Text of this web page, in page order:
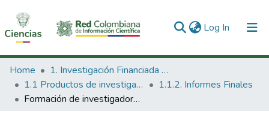
Log In (current)
Communities & Collections
All of DSpace
Home
1. Investigación Financiada con Recursos Públicos
1.1 Productos de investigación
1.1.2. Informes Finales
Formación de investigadores : estudios sobre pobreza y condiciones de vida en Colombia.